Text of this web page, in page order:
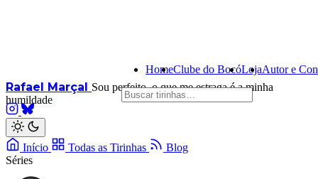
Rafael Marçal Sou perfeito, o que me estraga é a minha
humildade
HomeClube do BocóLojaAutor e
Início Todas as Tirinhas
Blog
Séries